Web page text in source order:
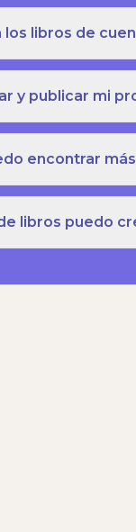
los libros de
y publicar mi
encontrar
libros puedo